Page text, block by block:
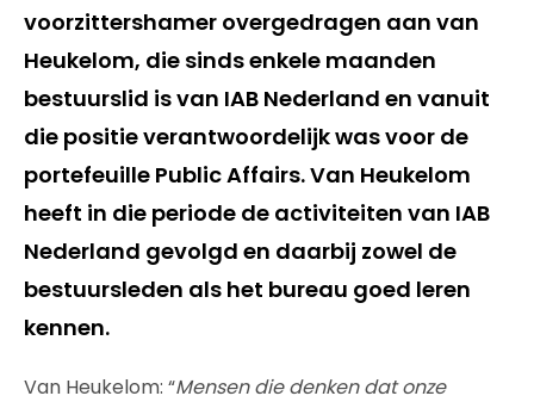
voorzittershamer overgedragen aan van
Heukelom, die sinds enkele maanden
bestuurslid is van IAB Nederland en vanuit
die positie verantwoordelijk was voor de
portefeuille Public Affairs. Van Heukelom
heeft in die periode de activiteiten van IAB
Nederland gevolgd en daarbij zowel de
bestuursleden als het bureau goed leren
kennen.
Van Heukelom: “Mensen die denken dat onze